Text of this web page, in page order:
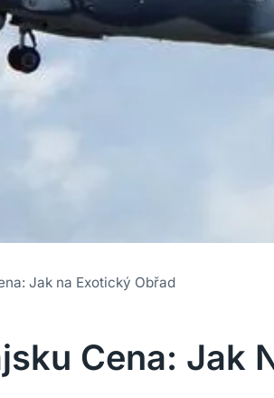
Jak na Exotický Obřad
Cena: Jak